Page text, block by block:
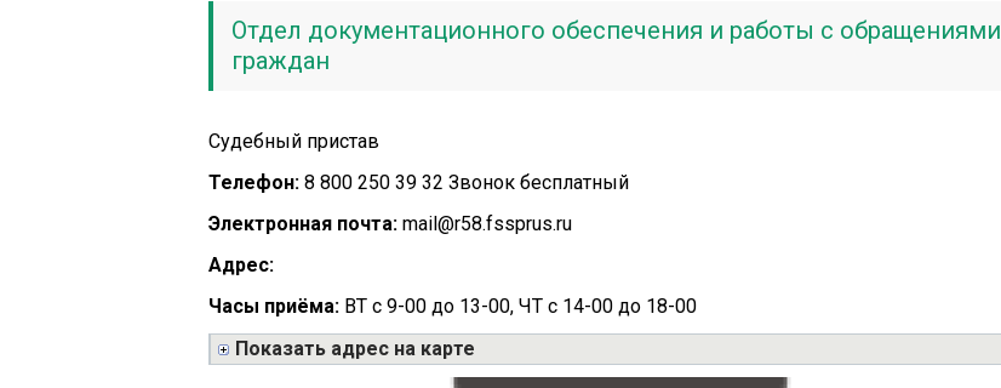
Отдел документационного обеспечения и работы с обращениями
граждан
Судебный пристав
Телефон: 8 800 250 39 32 Звонок бесплатный
Электронная почта: mail@r58.fssprus.ru
Адрес:
Часы приёма: ВТ с 9-00 до 13-00, ЧТ с 14-00 до 18-00
Показать адрес на карте